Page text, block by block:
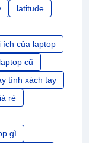
latitude
ích của laptop
cũ
tính xách tay
rẻ
gì